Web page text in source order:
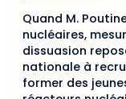
Quand M.
nucléaires,
dissuasion
nationale à
former des